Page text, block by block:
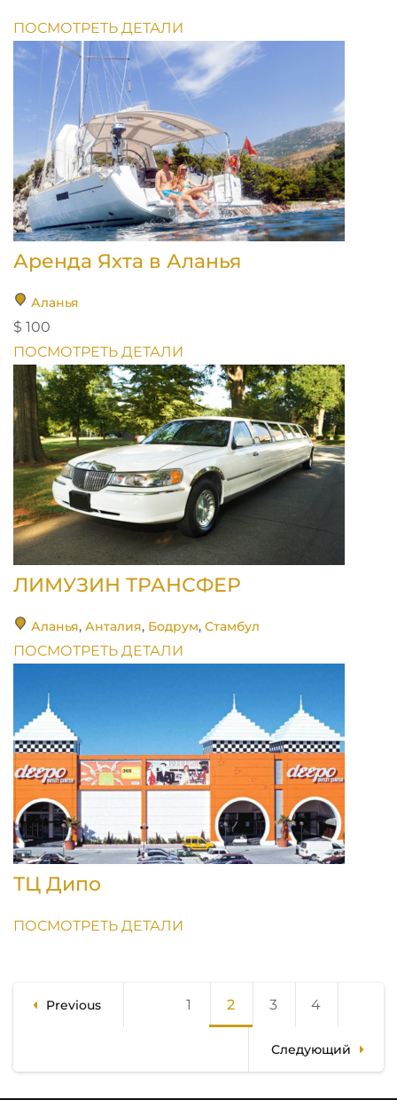
ПОСМОТРЕТЬ ДЕТАЛИ
Аренда Яхта в Аланья
Аланья
$ 100
ПОСМОТРЕТЬ ДЕТАЛИ
ЛИМУЗИН ТРАНСФЕР
Аланья, Анталия, Бодрум, Стамбул
ПОСМОТРЕТЬ ДЕТАЛИ
ТЦ Дипо
ПОСМОТРЕТЬ ДЕТАЛИ
Пагинация
записей
Previous 1 Page
2 Page
3 Page
4
Следующий